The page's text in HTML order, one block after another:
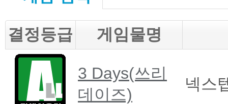
결정등급 게임물명
3 Days(쓰리
데이즈)
넥스